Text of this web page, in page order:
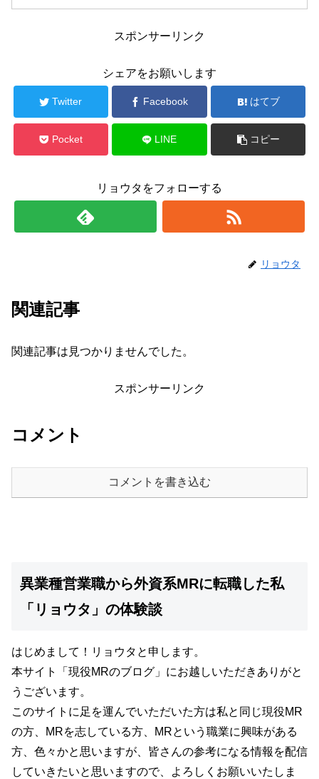
スポンサーリンク
シェアをお願いします
Twitter Facebook はてブ
Pocket LINE コピー
リョウタをフォローする
リョウタ
関連記事
関連記事は見つかりませんでした。
スポンサーリンク
コメント
コメントを書き込む
異業種営業職から外資系MRに転職した私
「リョウタ」の体験談
はじめまして！リョウタと申します。
本サイト
「現役MRのブログ」 にお越しいただきありがと
うございます。
このサイトに足を運んでいただいた方は私と同じ現役MR
の方、MRを志している方、MRという職業に興味がある
方、色々かと思いますが、 皆さんの参考になる情報を配信
していきたいと思いますので、よろしくお願いいたしま